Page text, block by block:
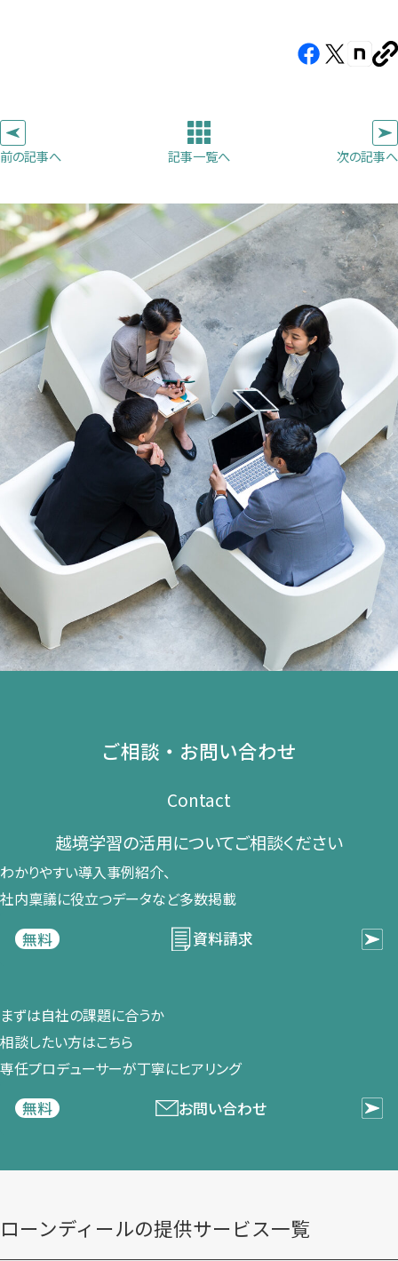
Facebook（新
き
ま
す）
X（新
き
ま
す）
note（新
で
き
ま
す）
ー
前の記事へ 記事一覧へ 次の記事へ
ご相談・お問い合わせ
Contact
越境学習の​活用に​ついて​ご相談ください​
わかりやすい導入事例紹介、​
社内稟議に​役立つデータなど​多数掲載
無料
資料請求
まずは​自社の​課題に​合うか​
相談したい方は​こちら
専任プロデューサーが​丁寧に​ヒアリング
無料
お問い合わせ
ローンディールの​提供サービス一覧